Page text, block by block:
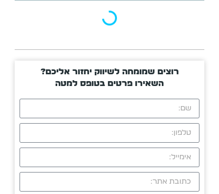
רוצים שמומחה לשיווק יחזור אליכם?
השאירו פרטים בטופס למטה